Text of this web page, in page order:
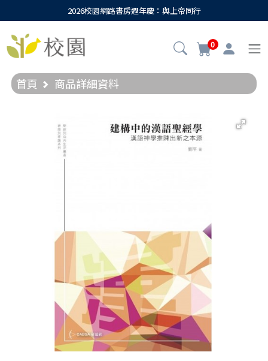
2026校園網路書房週年慶：與上帝同行
0
首頁 商品詳細資料